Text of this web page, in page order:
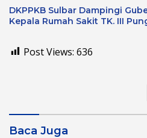
DKPPKB Sulbar Dampingi
Kepala Rumah Sakit TK. III
Post Views: 636
Baca Juga